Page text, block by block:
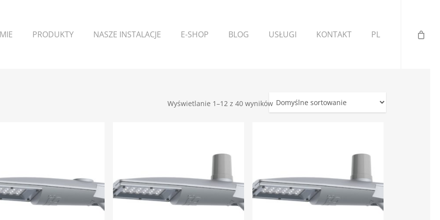
PRODUKTY NASZE INSTALACJE E-SHOP BLOG USŁUGI KONTAKT PL
Wyświetlanie 1–12 z 40 wyników